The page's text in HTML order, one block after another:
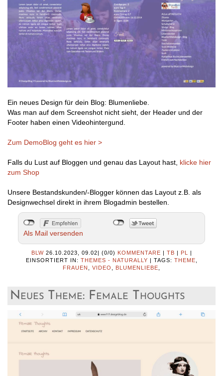
Ein neues Design für dein Blog: Blumenliebe.
Was man auf dem Screenshot nicht sieht, der Header und der
Footer haben einen Videohintergund.
Zum DemoBlog geht es hier >
Falls du Lust auf Bloggen und genau das Layout hast, klicke hier
zum Shop
Unsere Bestandskunden/-Blogger können das Layout z.B. als
Designwechsel direkt in ihrem Blogadmin bestellen.
Als Mail versenden
BLW 26.10.2023, 09.02| (0/0) KOMMENTARE | TB | PL
|
EINSORTIERT IN: THEMES - NATURALLY | TAGS: THEME
FRAUEN
VIDEO BLUMENLIEBE
Neues Theme: Female Thoughts